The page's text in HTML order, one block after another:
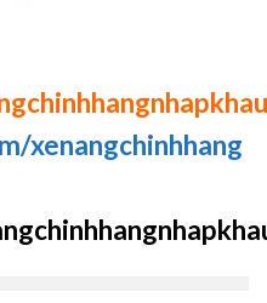
xenangchinhhang